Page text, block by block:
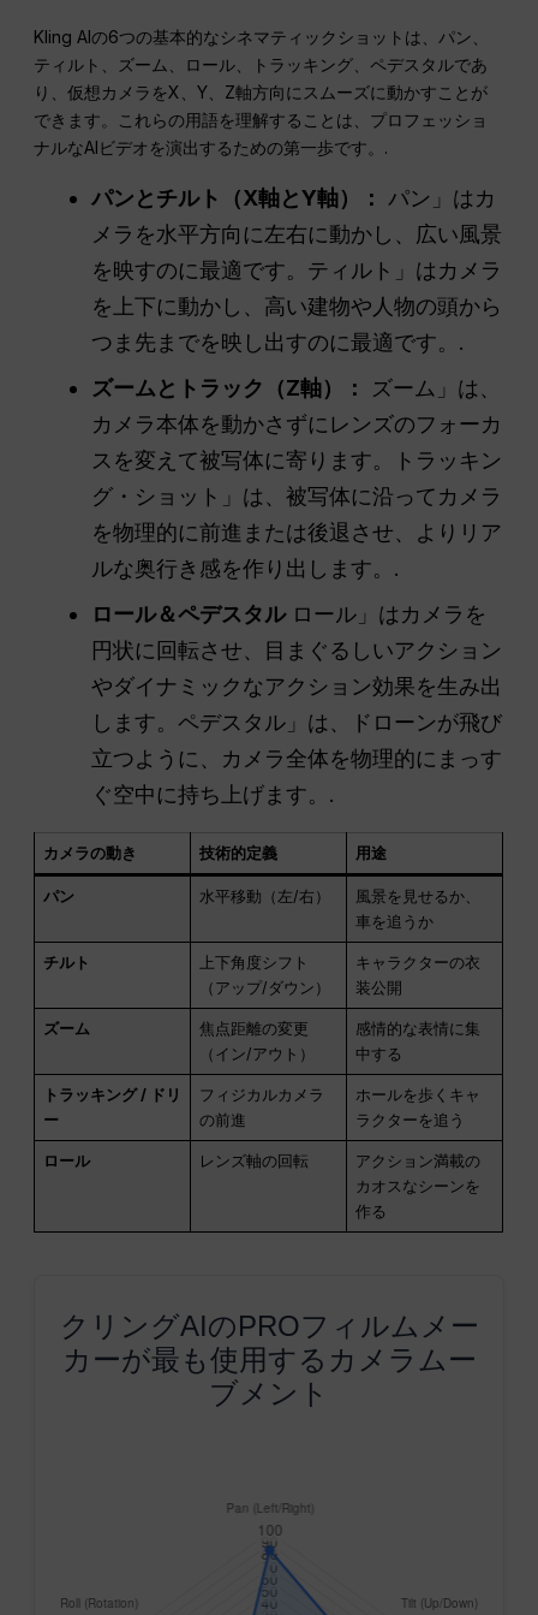
Kling AIの6つの基本的なシネマティックショットは、パン、
ティルト、ズーム、ロール、トラッキング、ペデスタルであ
り、仮想カメラをX、Y、Z軸方向にスムーズに動かすことが
できます。これらの用語を理解することは、プロフェッショ
ナルなAIビデオを演出するための第一歩です。.
パンとチルト（X軸とY軸）： パン」はカ
メラを水平方向に左右に動かし、広い風景
を映すのに最適です。ティルト」はカメラ
を上下に動かし、高い建物や人物の頭から
つま先までを映し出すのに最適です。.
ズームとトラック（Z軸）：
ズーム」は、
カメラ本体を動かさずにレンズのフォーカ
スを変えて被写体に寄ります。トラッキン
グ・ショット」は、被写体に沿ってカメラ
を物理的に前進または後退させ、よりリア
ルな奥行き感を作り出します。.
ロール＆ペデスタルロール」はカメラを
円状に回転させ、目まぐるしいアクション
やダイナミックなアクション効果を生み出
します。ペデスタル」は、ドローンが飛び
立つように、カメラ全体を物理的にまっす
ぐ空中に持ち上げます。.
カメラの動き 技術的定義 用途
パン 水平移動（左/右）
風景を見せるか、
車を追うか
チルト
上下角度シフト
（アップ/ダウン）
キャラクターの衣
装公開
ズーム
焦点距離の変更
（イン/アウト）
感情的な表情に集
中する
トラッキング / ドリ
ー
フィジカルカメラ
の前進
ホールを歩くキャ
ラクターを追う
ロール レンズ軸の回転
アクション満載の
カオスなシーンを
作る
クリングAIのPROフィルムメー
カーが最も使用するカメラムー
ブメント